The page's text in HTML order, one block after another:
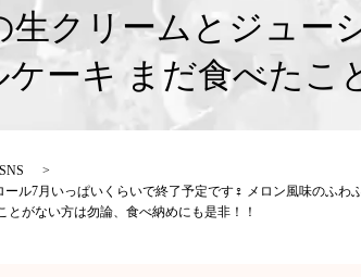
生クリームとジュー
ケーキ まだ食べたこ
SNS
ール7月いっぱいくらいで終了予定です‍♀️ メロン風味のふ
とがない方は勿論、食べ納めにも是非！！